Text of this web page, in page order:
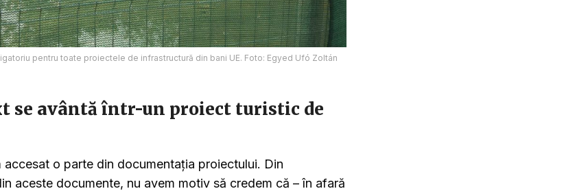
pentru toate proiectele de infrastructură din bani UE. Foto: Egyed Ufó Zoltán
se avântă într-un proiect turistic de
accesat o parte din documentația proiectului. Din
aceste documente, nu avem motiv să credem că – în afară